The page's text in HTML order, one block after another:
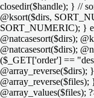
closedir($handle); } //
@ksort($dirs,
SORT_NUMERIC); }
@natcasesort($dirs);
@natcasesort($dirs);
($_GET['order'] ==
@array_values($files);